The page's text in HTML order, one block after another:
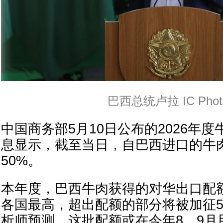
巴西总统卢拉 IC
中国商务部5月10日公布的2026年度
息显示，截至当日，自巴西进口的牛
50%。
本年度，巴西牛肉获得的对华出口配
各国最高，超出配额的部分将被加征